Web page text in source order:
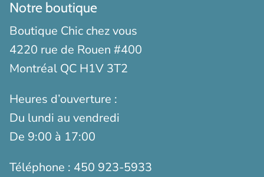
Notre boutique
Boutique Chic chez vous
4220 rue de Rouen #400
Montréal QC H1V 3T2
Heures d’ouverture :
Du lundi au vendredi
De 9:00 à 17:00
Téléphone : 450 923-5933